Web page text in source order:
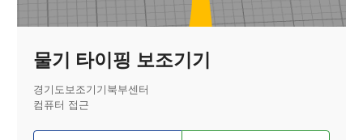
물기 타이핑 보조기기
경기도보조기기북부센터
컴퓨터 접근